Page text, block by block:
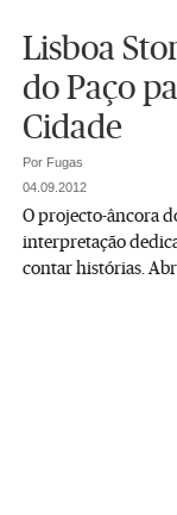
Lisboa
do Paço
Cidade
Por Fugas
04.09.2012
O projecto-âncora
interpretação
contar histórias.